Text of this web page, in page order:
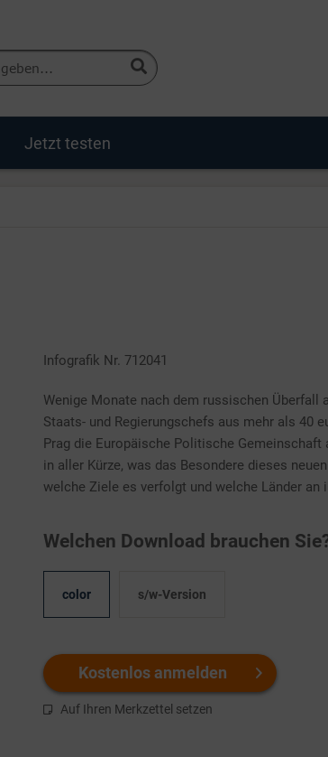
Jetzt testen
Infografik Nr. 712041
Wenige Monate nach dem russischen Überfall
Staats- und Regierungschefs aus mehr als 40
Prag die Europäische Politische Gemeinschaft
in aller Kürze, was das Besondere dieses
welche Ziele es verfolgt und welche Länder an
Welchen Download brauchen
color s/w-Version
Kostenlos anmelden
Auf Ihren Merkzettel setzen